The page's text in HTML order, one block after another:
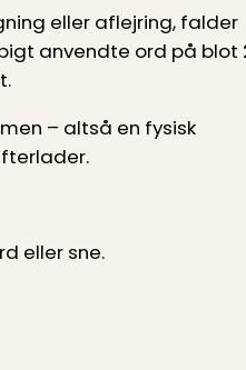
eller aflejring, falder
anvendte ord på blot
– altså en fysisk
eller sne.